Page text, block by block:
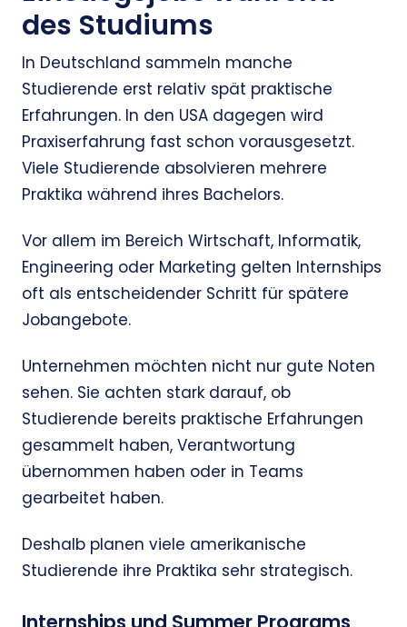
des Studiums
In Deutschland sammeln manche
Studierende erst relativ spät praktische
Erfahrungen. In den USA dagegen wird
Praxiserfahrung fast schon vorausgesetzt.
Viele Studierende absolvieren mehrere
Praktika während ihres Bachelors.
Vor allem im Bereich Wirtschaft, Informatik,
Engineering oder Marketing gelten Internships
oft als entscheidender Schritt für spätere
Jobangebote.
Unternehmen möchten nicht nur gute Noten
sehen. Sie achten stark darauf, ob
Studierende bereits praktische Erfahrungen
gesammelt haben, Verantwortung
übernommen haben oder in Teams
gearbeitet haben.
Deshalb planen viele amerikanische
Studierende ihre Praktika sehr strategisch.